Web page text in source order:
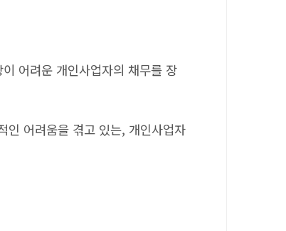
어려운 개인사업자의 채무를 장
어려움을 겪고 있는, 개인사업자